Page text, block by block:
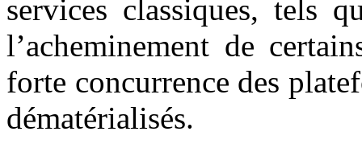
services classiques, tels
l’acheminement de
forte concurrence des
dématérialisés.